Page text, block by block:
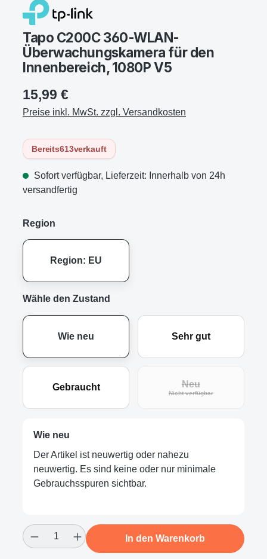
Tapo C200C 360-WLAN-
Überwachungskamera für den
Innenbereich, 1080P V5
15,99 €
Preise inkl. MwSt. zzgl. Versandkosten
Bereits613verkauft
Sofort verfügbar, Lieferzeit: Innerhalb von 24h
versandfertig
Region
Region: EU
Wähle den Zustand
Wie neu Sehr gut
Gebraucht Neu
Nicht verfügbar(Diese Option ist
Wie neu
Der Artikel ist neuwertig oder nahezu
neuwertig. Es sind keine oder nur minimale
Gebrauchsspuren sichtbar.
Produkt Anzahl: Gib den gewünschten
In den Warenkorb